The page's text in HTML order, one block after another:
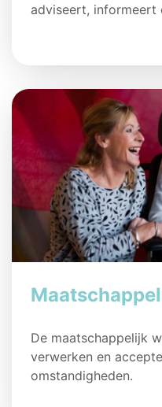
adviseert, informeert
De maatschappelijk
verwerken en
omstandigheden.